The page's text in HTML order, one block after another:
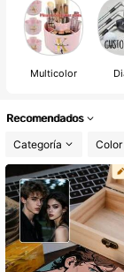
Multicolor
Recomendados
Categoría
Color